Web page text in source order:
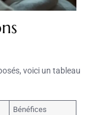
voici un tableau
Bénéfices